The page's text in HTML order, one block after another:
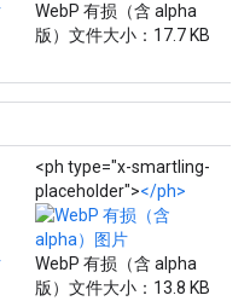
WebP 有损（含 alpha
版）文件大小：17.7 KB
<ph type="x-smartling-
placeholder"></ph>
WebP 有损（含 alpha
版）文件大小：13.8 KB